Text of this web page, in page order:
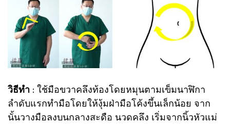
วิธีทำ : ใช้มือขวาคลึงท้องโดยหมุนตามเข็มนาฬิกา
ลำดับแรกทำมือโดยให้งุ้มฝ่ามือโค้งขึ้นเล็กน้อย จาก
นั้นวางมือลงบนกลางสะดือ นวดคลึง เริ่มจากนิ้วหัวแม่